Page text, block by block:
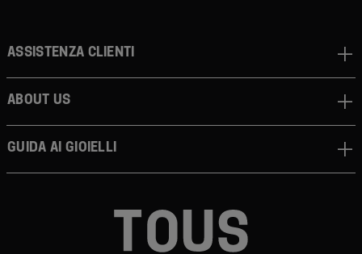
Assistenza clienti
About us
Guida ai gioielli